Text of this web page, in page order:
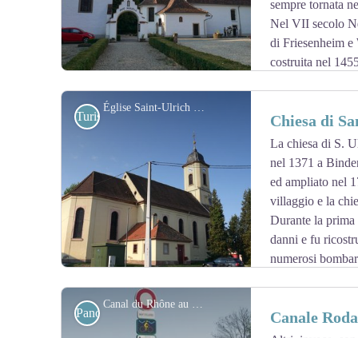
View picture in full screen
sempre tornata
Nel VII secolo
di Friesenheim
costruita nel
Vedere più: Turismo Alsazia
Église Saint-Ulrich à Bidernheim - Les Amis de saint Colomban
Turistiche Chiesa di
La chiesa di S.
nel 1371 a
ed ampliato nel
villaggio e la
Durante la
danni e fu
numerosi
Canal du Rhône au Rhin - crdp-strasbourg
Panoramiche Canale